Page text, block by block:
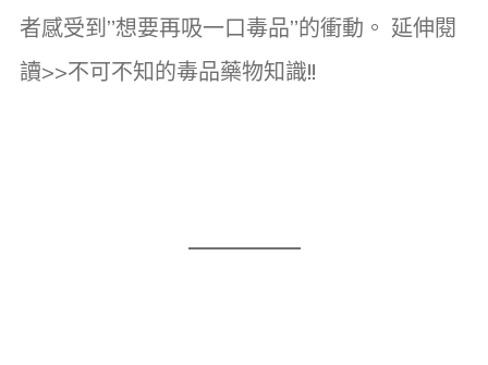
者感受到”想要再吸一口毒品”的衝動。 延伸閱
讀>>不可不知的毒品藥物知識!!